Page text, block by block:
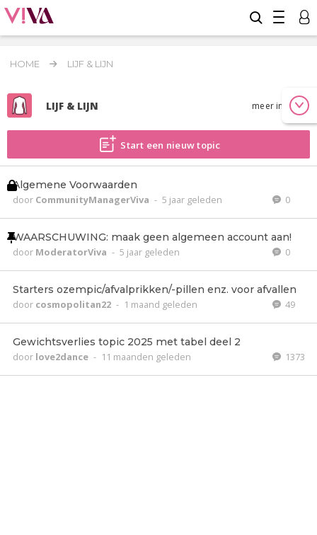
HOME LIJF & LIJN
LIJF & LIJN meer info
Start een nieuw topic
Algemene Voorwaarden
door CommunityManagerViva - 5 jaar geleden 0
WAARSCHUWING: maak geen algemeen account aan!
door ModeratorViva - 5 jaar geleden 0
Starters ozempic/afvalprikken/-pillen enz. voor afvallen
door cosmopolitan22 - 1 maand geleden 49
Gewichtsverlies topic 2025 met tabel deel 2
door love2dance - 11 maanden geleden 1373